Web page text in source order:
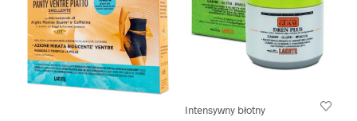
Intensywny błotny